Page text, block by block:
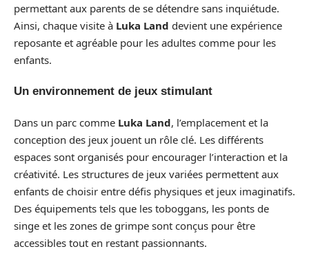
permettant aux parents de se détendre sans inquiétude.
Ainsi, chaque visite à Luka Land devient une expérience
reposante et agréable pour les adultes comme pour les
enfants.
Un environnement de jeux stimulant
Dans un parc comme Luka Land, l’emplacement et la
conception des jeux jouent un rôle clé. Les différents
espaces sont organisés pour encourager l’interaction et la
créativité. Les structures de jeux variées permettent aux
enfants de choisir entre défis physiques et jeux imaginatifs.
Des équipements tels que les toboggans, les ponts de
singe et les zones de grimpe sont conçus pour être
accessibles tout en restant passionnants.